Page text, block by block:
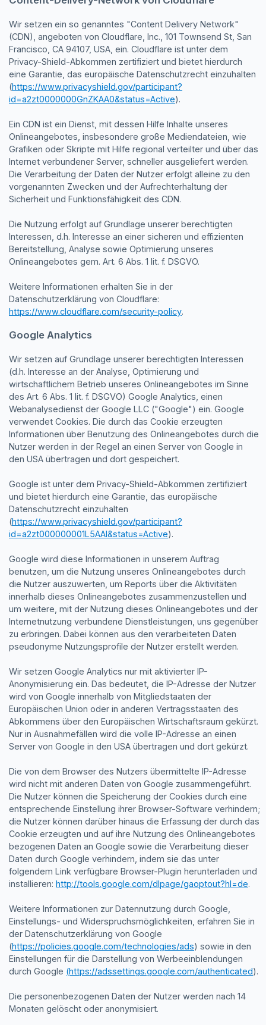
Wir setzen ein so genanntes "Content Delivery Network"
(CDN), angeboten von Cloudflare, Inc., 101 Townsend St, San
Francisco, CA 94107, USA, ein. Cloudflare ist unter dem
Privacy-Shield-Abkommen zertifiziert und bietet hierdurch
eine Garantie, das europäische Datenschutzrecht einzuhalten
(https://www.privacyshield.gov/participant?
id=a2zt0000000GnZKAA0&status=Active).
Ein CDN ist ein Dienst, mit dessen Hilfe Inhalte unseres
Onlineangebotes, insbesondere große Mediendateien, wie
Grafiken oder Skripte mit Hilfe regional verteilter und über das
Internet verbundener Server, schneller ausgeliefert werden.
Die Verarbeitung der Daten der Nutzer erfolgt alleine zu den
vorgenannten Zwecken und der Aufrechterhaltung der
Sicherheit und Funktionsfähigkeit des CDN.
Die Nutzung erfolgt auf Grundlage unserer berechtigten
Interessen, d.h. Interesse an einer sicheren und effizienten
Bereitstellung, Analyse sowie Optimierung unseres
Onlineangebotes gem. Art. 6 Abs. 1 lit. f. DSGVO.
Weitere Informationen erhalten Sie in der
Datenschutzerklärung von Cloudflare:
https://www.cloudflare.com/security-policy.
Google Analytics
Wir setzen auf Grundlage unserer berechtigten Interessen
(d.h. Interesse an der Analyse, Optimierung und
wirtschaftlichem Betrieb unseres Onlineangebotes im Sinne
des Art. 6 Abs. 1 lit. f. DSGVO) Google Analytics, einen
Webanalysedienst der Google LLC ("Google") ein. Google
verwendet Cookies. Die durch das Cookie erzeugten
Informationen über Benutzung des Onlineangebotes durch die
Nutzer werden in der Regel an einen Server von Google in
den USA übertragen und dort gespeichert.
Google ist unter dem Privacy-Shield-Abkommen zertifiziert
und bietet hierdurch eine Garantie, das europäische
Datenschutzrecht einzuhalten
(https://www.privacyshield.gov/participant?
id=a2zt000000001L5AAI&status=Active).
Google wird diese Informationen in unserem Auftrag
benutzen, um die Nutzung unseres Onlineangebotes durch
die Nutzer auszuwerten, um Reports über die Aktivitäten
innerhalb dieses Onlineangebotes zusammenzustellen und
um weitere, mit der Nutzung dieses Onlineangebotes und der
Internetnutzung verbundene Dienstleistungen, uns gegenüber
zu erbringen. Dabei können aus den verarbeiteten Daten
pseudonyme Nutzungsprofile der Nutzer erstellt werden.
Wir setzen Google Analytics nur mit aktivierter IP-
Anonymisierung ein. Das bedeutet, die IP-Adresse der Nutzer
wird von Google innerhalb von Mitgliedstaaten der
Europäischen Union oder in anderen Vertragsstaaten des
Abkommens über den Europäischen Wirtschaftsraum gekürzt.
Nur in Ausnahmefällen wird die volle IP-Adresse an einen
Server von Google in den USA übertragen und dort gekürzt.
Die von dem Browser des Nutzers übermittelte IP-Adresse
wird nicht mit anderen Daten von Google zusammengeführt.
Die Nutzer können die Speicherung der Cookies durch eine
entsprechende Einstellung ihrer Browser-Software verhindern;
die Nutzer können darüber hinaus die Erfassung der durch das
Cookie erzeugten und auf ihre Nutzung des Onlineangebotes
bezogenen Daten an Google sowie die Verarbeitung dieser
Daten durch Google verhindern, indem sie das unter
folgendem Link verfügbare Browser-Plugin herunterladen und
installieren: http://tools.google.com/dlpage/gaoptout?hl=de.
Weitere Informationen zur Datennutzung durch Google,
Einstellungs- und Widerspruchsmöglichkeiten, erfahren Sie in
der Datenschutzerklärung von Google
(https://policies.google.com/technologies/ads) sowie in den
Einstellungen für die Darstellung von Werbeeinblendungen
durch Google (https://adssettings.google.com/authenticated).
Die personenbezogenen Daten der Nutzer werden nach 14
Monaten gelöscht oder anonymisiert.